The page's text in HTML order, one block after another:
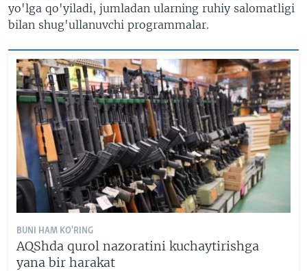
yo'lga qo'yiladi, jumladan ularning ruhiy salomatligi
bilan shug'ullanuvchi programmalar.
BUNI HAM KO'RING
AQShda qurol nazoratini kuchaytirishga
yana bir harakat